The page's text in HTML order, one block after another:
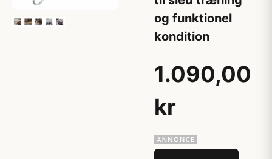
og funktionel
kondition
1.090,00
kr